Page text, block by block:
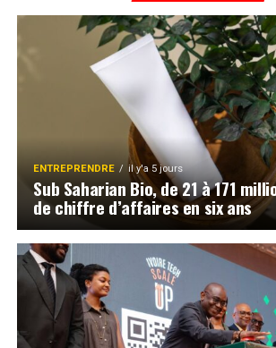
ENTREPRENDRE il y'a 5 jours
Sub Saharian Bio, de 21 à 171
de chiffre d’affaires en six ans